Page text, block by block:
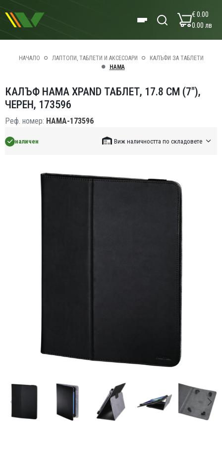
€ 0.00
0.00 лв
НАЧАЛО ЛАПТОПИ, ТАБЛЕТИ И АКСЕСОАРИ
КАЛЪФИ ЗА ТАБЛЕТИ
HAMA
КАЛЪФ HAMA XPAND ТАБЛЕТ, 17.8 CM (7"),
ЧЕРЕН, 173596
Реф. номер: HAMA-173596
наличен Виж наличността по складовете